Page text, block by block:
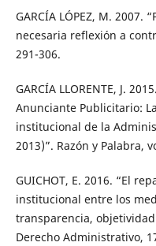
GARCÍA LÓPEZ, M.
necesaria reflexión a
291-306.
GARCÍA LLORENTE, J.
Anunciante Publicitario:
institucional de la
2013)”. Razón y Palabra,
GUICHOT, E. 2016. “El
institucional entre los
transparencia,
Derecho Administrativo,